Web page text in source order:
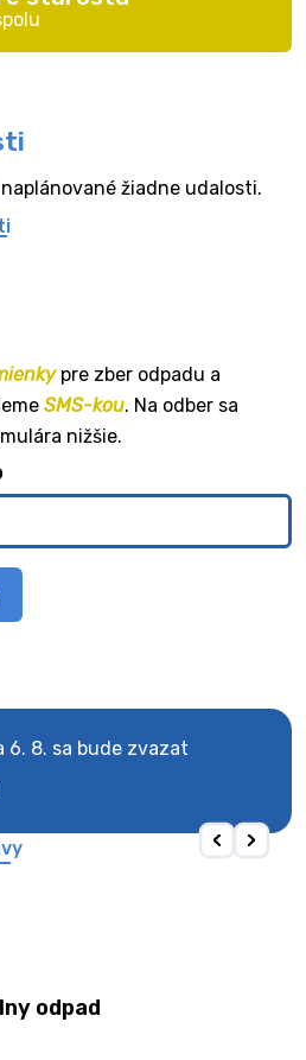
žiadne udalosti.
pre zber odpadu a
SMS-kou. Na odber sa
nižšie.
6. 8. sa bude zvazat
odpad